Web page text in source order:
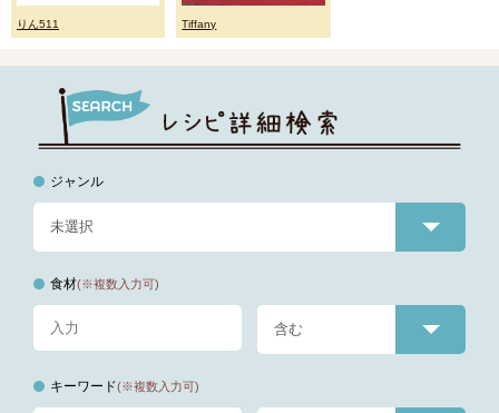
りん511 Tiffany
ジャンル
食材(※複数入力可)
キーワード(※複数入力可)